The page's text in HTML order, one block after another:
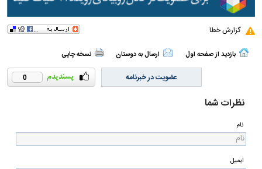
گزارش خطا
بازدید از صفحه اول ارسال به دوستان نسخه چاپی
0 عضویت در خبرنامه
نظرات شما
نام
ایمیل